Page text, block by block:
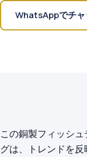
WhatsAppでチャ
この銅製フィッシ
グは、トレンドを